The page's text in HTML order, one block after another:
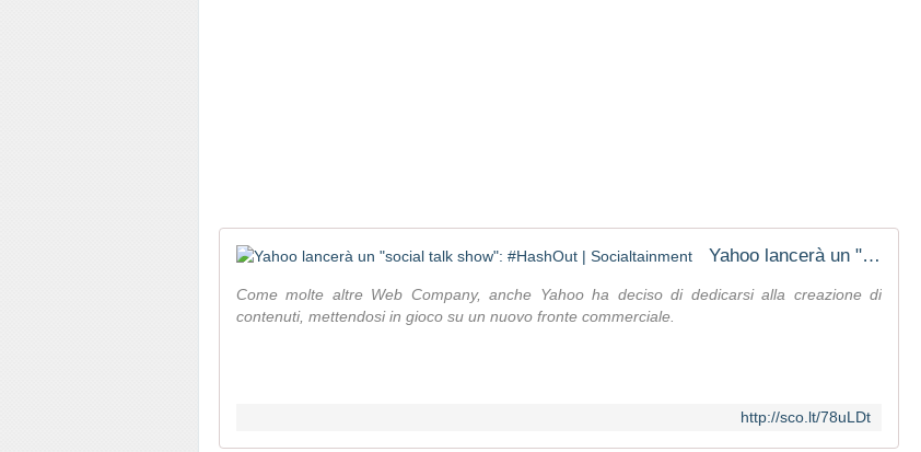
Yahoo lancerà un "social talk show": #HashOut | Socialtainment
Come molte altre Web Company, anche Yahoo ha deciso di dedicarsi alla creazione di
contenuti, mettendosi in gioco su un nuovo fronte commerciale.
http://sco.lt/78uLDt